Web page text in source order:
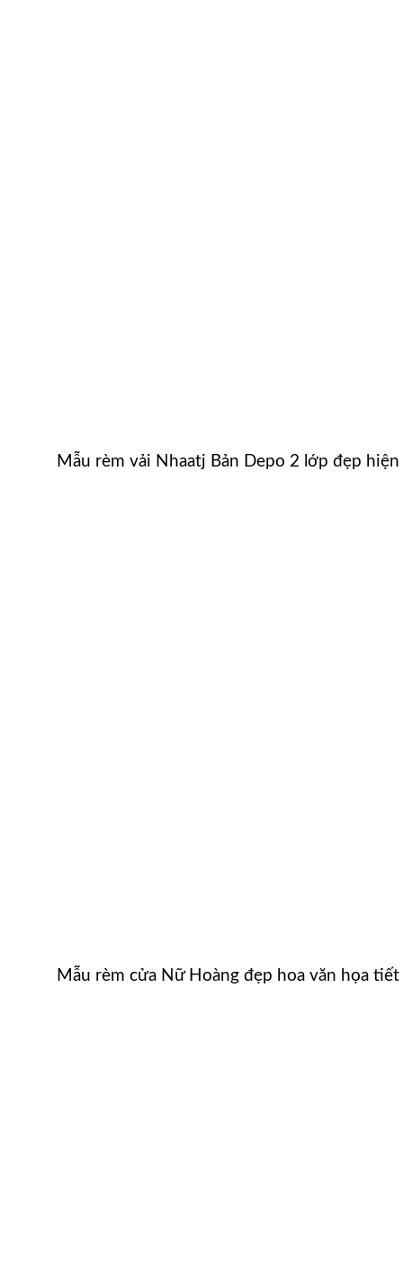
Mẫu rèm vải Nhaatj Bản Depo 2 lớp đẹp
Mẫu rèm cửa Nữ Hoàng đẹp hoa văn họa